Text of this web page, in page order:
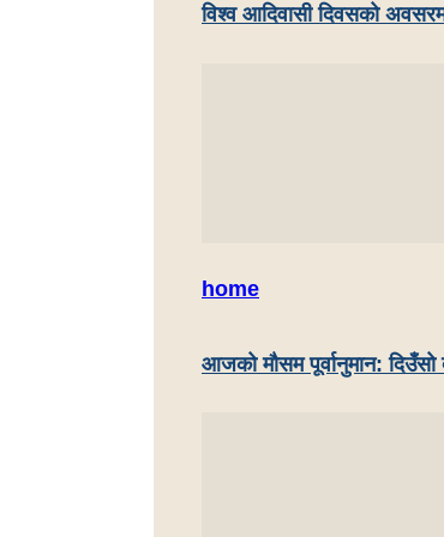
विश्व आदिवासी दिवसको
home
आजको मौसम पूर्वानुमान: